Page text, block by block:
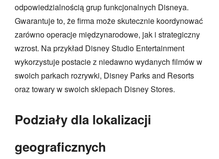
odpowiedzialnością grup funkcjonalnych Disneya.
Gwarantuje to, że firma może skutecznie koordynować
zarówno operacje międzynarodowe, jak i strategiczny
wzrost. Na przykład Disney Studio Entertainment
wykorzystuje postacie z niedawno wydanych filmów w
swoich parkach rozrywki, Disney Parks and Resorts
oraz towary w swoich sklepach Disney Stores.
Podziały dla lokalizacji
geograficznych